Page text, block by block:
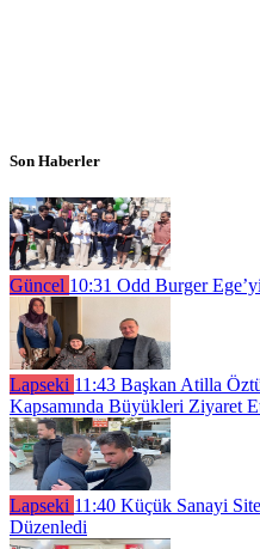
Son Haberler
Güncel 10:31 Odd Burger
Lapseki 11:43 Başkan Atilla
Kapsamında Büyükleri Ziyaret
Lapseki 11:40 Küçük Sanayi
Düzenledi